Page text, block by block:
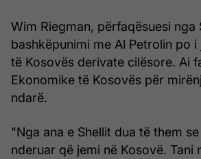
Wim Riegman, përfaqësuesi nga
bashkëpunimi me Al Petrolin po
të Kosovës derivate cilësore. Ai
Ekonomike të Kosovës për
ndarë.
"Nga ana e Shellit dua të them
nderuar që jemi në Kosovë. Tani